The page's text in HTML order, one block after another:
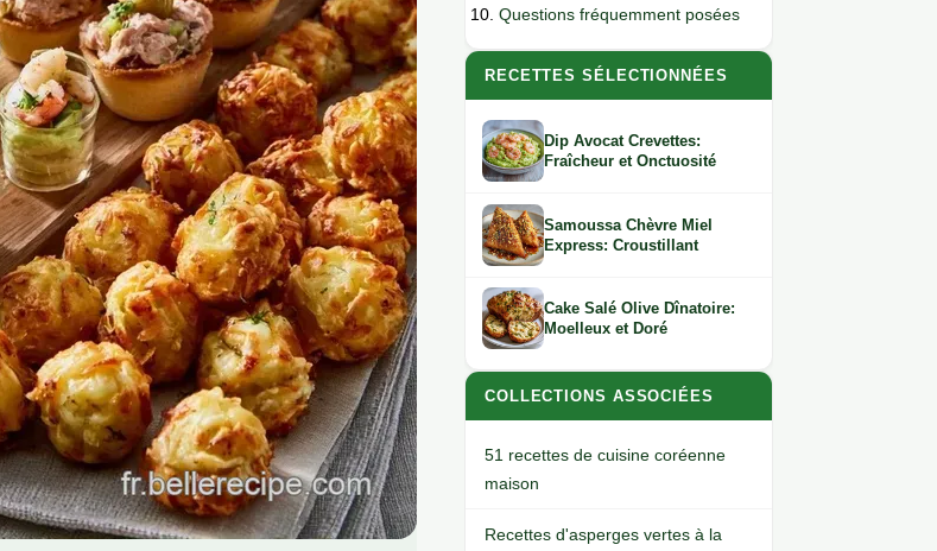
Questions fréquemment posées
RECETTES SÉLECTIONNÉES
Dip Avocat Crevettes:
Fraîcheur et Onctuosité
Samoussa Chèvre Miel
Express: Croustillant
Cake Salé Olive Dînatoire:
Moelleux et Doré
COLLECTIONS ASSOCIÉES
51 recettes de cuisine coréenne
maison
Recettes d'asperges vertes à la